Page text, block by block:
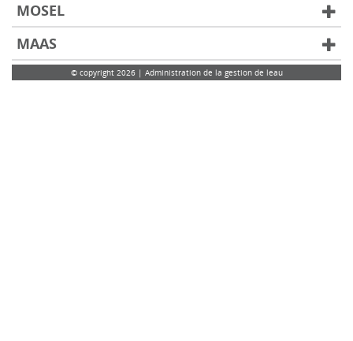
MOSEL
MAAS
© copyright 2026 | Administration de la gestion de leau